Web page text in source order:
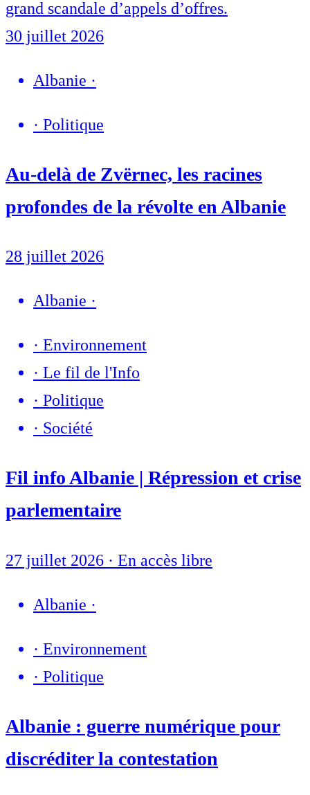
grand scandale d’appels d’offres.
30 juillet 2026
Albanie ·
· Politique
Au-delà de Zvërnec, les racines
profondes de la révolte en Albanie
28 juillet 2026
Albanie ·
· Environnement
· Le fil de l'Info
· Politique
· Société
Fil info Albanie | Répression et crise
parlementaire
27 juillet 2026 · En accès libre
Albanie ·
· Environnement
· Politique
Albanie : guerre numérique pour
discréditer la contestation